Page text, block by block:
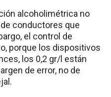
alcoholimétrica no
conductores que
el control de
porque los dispositivos
los 0,2 gr/l están
de error, no de